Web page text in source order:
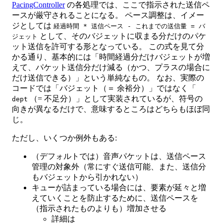
PacingControllerの各処理では、ここで指示された送信ペ
ースが厳守されることになる。 ペース調整は、イメー
ジとしては 経過時間 * 送信ペース - これまでの送信量 = バ
ジェット として、そのバジェットに収まる分だけのパケ
ット送信を許可する形となっている。 この式を見て分
かる通り、基本的には「時間経過分だけバジェットが増
えて、パケット送信分だけ減る（かつ、プラスの場合に
だけ送信できる）」という単純なもの。 なお、実際の
コードでは「バジェット（＝ 余裕分）」ではなく「
dept
（= 不足分）」として実装されているが、符号の
向きが異なるだけで、意味するところはどちらもほぼ同
じ。
ただし、いくつか例外もある:
（デフォルトでは）音声パケットは、送信ペース
管理の対象外（常にすぐ送信可能、また、送信分
もバジェットから引かれない）
キューが詰まっている場合には、要素が延々と増
えていくことを防止するために、送信ペースを
（指示されたものよりも）増加させる
詳細は